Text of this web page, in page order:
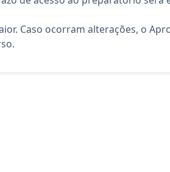
Caso ocorram alterações, o